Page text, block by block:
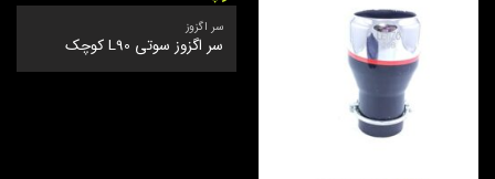
سر اگزوز
سر اگزوز سوتی L90 کوچک